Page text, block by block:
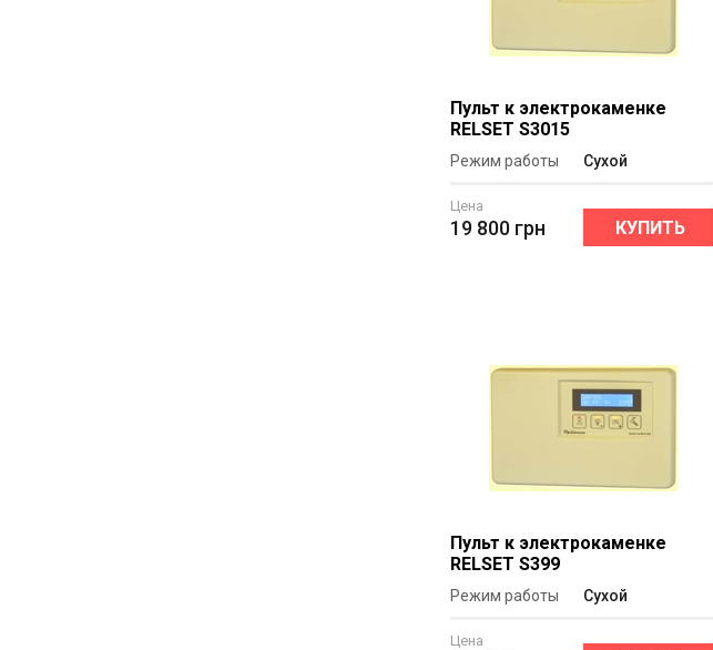
Пульт к электрокаменке
RELSET S3015
Режим работы Сухой
Цена
19 800 грн КУПИТЬ
Пульт к электрокаменке
RELSET S399
Режим работы Сухой
Цена